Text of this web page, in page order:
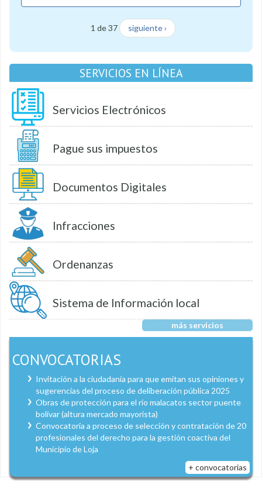
1 de 37 siguiente ›
SERVICIOS EN LÍNEA
Servicios Electrónicos
Pague sus impuestos
Documentos Digitales
Infracciones
Ordenanzas
Sistema de Información local
más servicios
CONVOCATORIAS
Invitación a la ciudadanía para que emitan sus opiniones y
sugerencias del proceso de deliberación pública 2025
Obras de protección para el río malacatos sector puente
bolívar (altura mercado mayorista)
Convocatoria a proceso de selección y contratación de 20
profesionales del derecho para la gestión coactiva del
Municipio de Loja
+ convocatorias